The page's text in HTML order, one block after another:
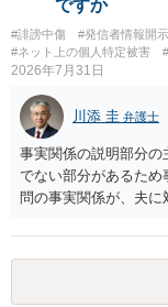
く、ここで詳細を明
で、弁護士へ直接相談
ですか
#誹謗中傷 #発信者情報開
#ネット上の個人特定被害
2026年7月31日
川添 圭 弁護士
事実関係の説明部分
でない部分があるた
問の事実関係が、夫
情報として夫の氏名
士）が、夫に対して
する可能性があるよ